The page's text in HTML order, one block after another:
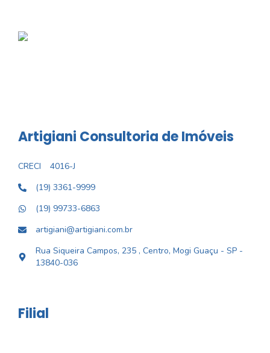
Artigiani Consultoria de Imóveis
CRECI
4016-J
(19) 3361-9999
(19) 99733-6863
artigiani@artigiani.com.br
Rua Siqueira Campos, 235 , Centro, Mogi Guaçu - SP -
13840-036
Filial